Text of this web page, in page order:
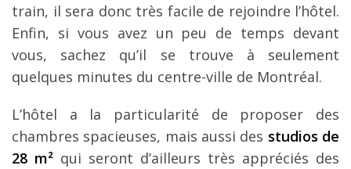
train, il sera donc très facile de rejoindre l’hôtel.
Enfin, si vous avez un peu de temps devant
vous, sachez qu’il se trouve à seulement
quelques minutes du centre-ville de Montréal.
L’hôtel a la particularité de proposer des
chambres spacieuses, mais aussi des studios de
28 m² qui seront d’ailleurs très appréciés des